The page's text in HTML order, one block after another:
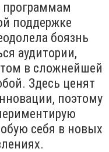
поддержке
боязнь
аудитории,
в сложнейшей
Здесь ценят
поэтому
себя в новых